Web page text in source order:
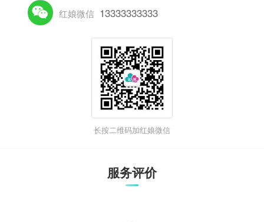
 红娘微信 13333333333
长按二维码加红娘微信
服务评价